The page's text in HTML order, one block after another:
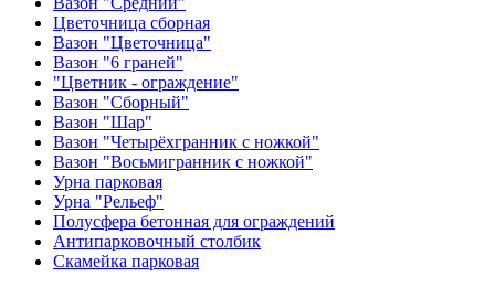
Цветочница сборная
Вазон "Цветочница"
Вазон "6 граней"
"Цветник - ограждение"
Вазон "Сборный"
Вазон "Шар"
Вазон "Четырёхгранник с ножкой"
Вазон "Восьмигранник с ножкой"
Урна парковая
Урна "Рельеф"
Полусфера бетонная для ограждений
Антипарковочный столбик
Скамейка парковая